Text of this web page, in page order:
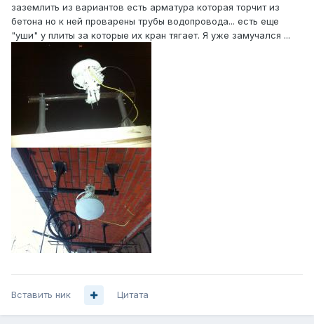
заземлить из вариантов есть арматура которая торчит из
бетона но к ней проварены трубы водопровода... есть еще
"уши" у плиты за которые их кран тягает. Я уже замучался ...
Вставить ник Цитата